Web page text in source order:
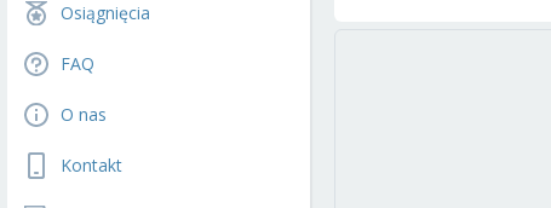
Osiągnięcia
FAQ
O nas
Kontakt